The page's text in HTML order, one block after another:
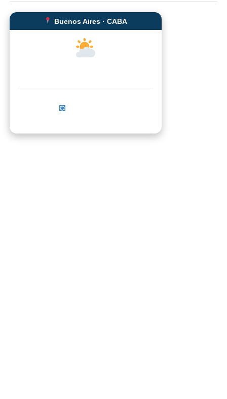
Buenos Aires · CABA